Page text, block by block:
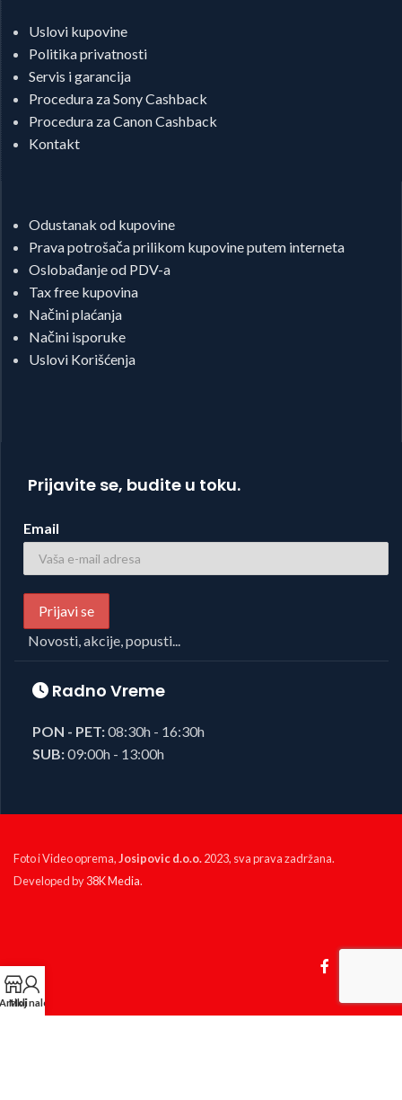
Uslovi kupovine
Politika privatnosti
Servis i garancija
Procedura za Sony Cashback
Procedura za Canon Cashback
Kontakt
Odustanak od kupovine
Prava potrošača prilikom kupovine putem interneta
Oslobađanje od PDV-a
Tax free kupovina
Načini plaćanja
Načini isporuke
Uslovi Korišćenja
Prijavite se, budite u toku.
Email
Novosti, akcije, popusti...
Radno Vreme
PON - PET:08:30h - 16:30h
SUB:09:00h - 13:00h
Foto i Video oprema,Josipovic d.o.o.2023, sva prava zadržana.
Developed by38K Media.
Artikli
Moj nalog